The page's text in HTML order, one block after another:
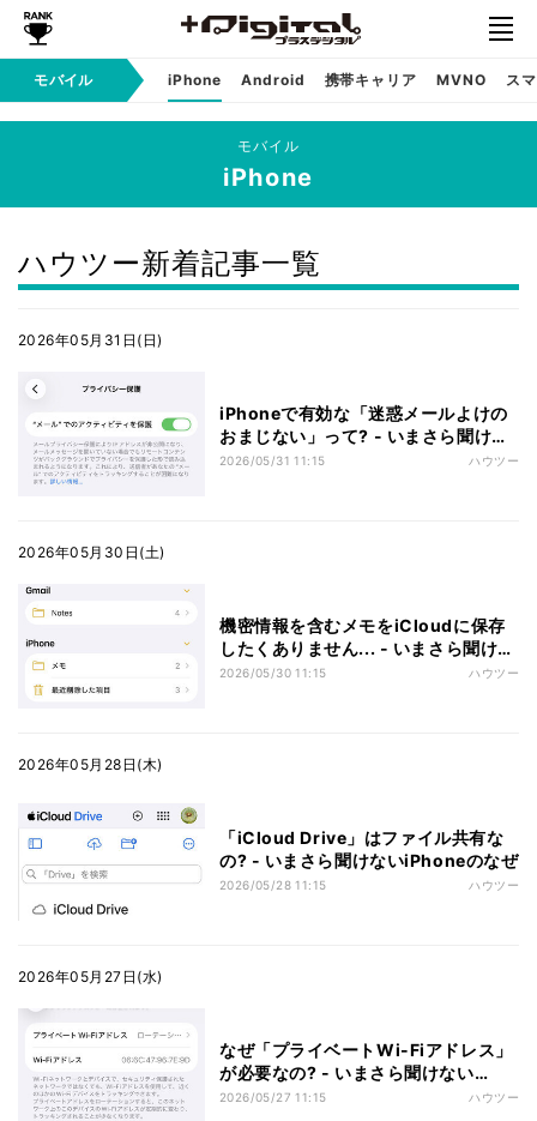
モバイル iPhone Android 携帯キャリア MVNO ス
モバイル
iPhone
ハウツー新着記事一覧
2026年05月31日(日)
iPhoneで有効な「迷惑メールよけの
おまじない」って? - いまさら聞けな
いiPhoneのなぜ
2026/05/31 11:15 ハウツー
2026年05月30日(土)
機密情報を含むメモをiCloudに保存
したくありません... - いまさら聞けな
いiPhoneのなぜ
2026/05/30 11:15 ハウツー
2026年05月28日(木)
「iCloud Drive」はファイル共有な
の? - いまさら聞けないiPhoneのなぜ
2026/05/28 11:15 ハウツー
2026年05月27日(水)
なぜ「プライベートWi-Fiアドレス」
が必要なの? - いまさら聞けない
iPhoneのなぜ
2026/05/27 11:15 ハウツー